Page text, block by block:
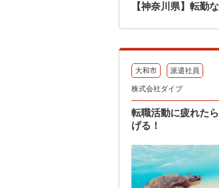
【神奈川県】転勤
大和市 派遣社員
株式会社ダイブ
転職活動に疲れた
げる！